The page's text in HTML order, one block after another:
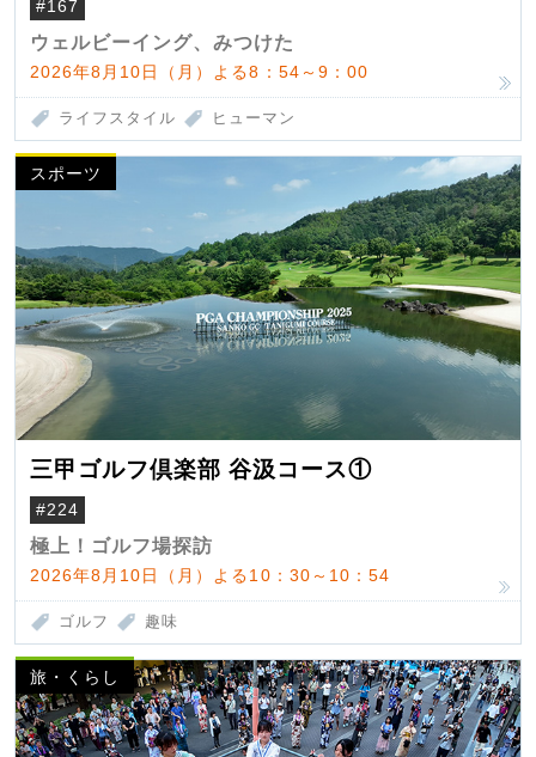
#167
ウェルビーイング、みつけた
2026年8月10日（月）よる8：54～9：00
ライフスタイル ヒューマン
スポーツ
三甲ゴルフ倶楽部 谷汲コース①
#224
極上！ゴルフ場探訪
2026年8月10日（月）よる10：30～10：54
ゴルフ 趣味
旅・くらし